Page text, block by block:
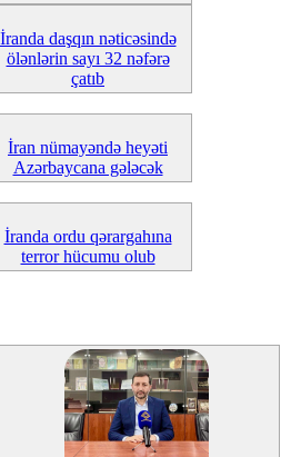
İranda daşqın nəticəsində
ölənlərin sayı 32 nəfərə
çatıb
İran nümayəndə heyəti
Azərbaycana gələcək
İranda ordu qərargahına
terror hücumu olub